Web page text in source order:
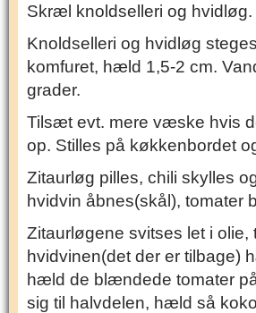
Skræl knoldselleri og hvidløg.
Knoldselleri og hvidløg
komfuret, hæld 1,5-2 cm.
grader.
Tilsæt evt. mere væske hvis
op. Stilles på køkkenbordet
Zitaurløg pilles, chili skylles
hvidvin åbnes(skål),
Zitaurløgene svitses let i
hvidvinen(det der er tilbage)
hæld de blændede tomater
sig til halvdelen, hæld så